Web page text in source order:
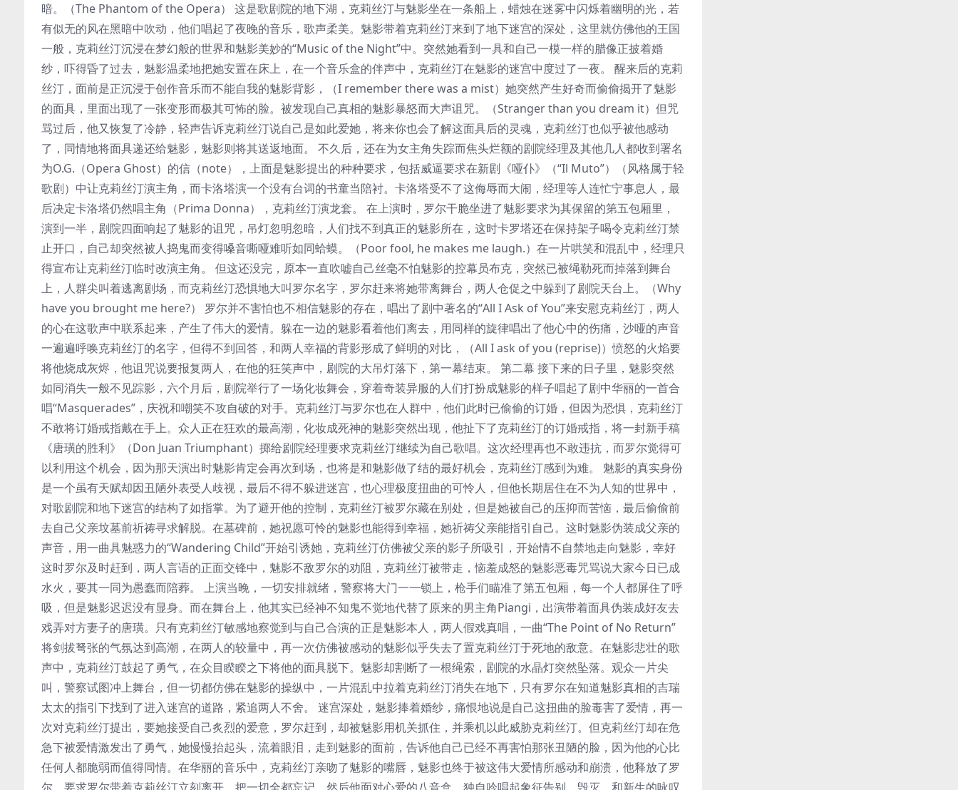
暗。（The Phantom of the Opera） 这是歌剧院的地下湖，克莉丝汀与魅影坐在一条船上，蜡烛在迷雾中闪烁着幽明的光，若
有似无的风在黑暗中吹动，他们唱起了夜晚的音乐，歌声柔美。魅影带着克莉丝汀来到了地下迷宫的深处，这里就仿佛他的王国
一般，克莉丝汀沉浸在梦幻般的世界和魅影美妙的“Music of the Night”中。突然她看到一具和自己一模一样的腊像正披着婚
纱，吓得昏了过去，魅影温柔地把她安置在床上，在一个音乐盒的伴声中，克莉丝汀在魅影的迷宫中度过了一夜。 醒来后的克莉
丝汀，面前是正沉浸于创作音乐而不能自我的魅影背影，（I remember there was a mist）她突然产生好奇而偷偷揭开了魅影
的面具，里面出现了一张变形而极其可怖的脸。被发现自己真相的魅影暴怒而大声诅咒。（Stranger than you dream it）但咒
骂过后，他又恢复了冷静，轻声告诉克莉丝汀说自己是如此爱她，将来你也会了解这面具后的灵魂，克莉丝汀也似乎被他感动
了，同情地将面具递还给魅影，魅影则将其送返地面。 不久后，还在为女主角失踪而焦头烂额的剧院经理及其他几人都收到署名
为O.G.（Opera Ghost）的信（note），上面是魅影提出的种种要求，包括威逼要求在新剧《哑仆》（“Il Muto”）（风格属于轻
歌剧）中让克莉丝汀演主角，而卡洛塔演一个没有台词的书童当陪衬。卡洛塔受不了这侮辱而大闹，经理等人连忙宁事息人，最
后决定卡洛塔仍然唱主角（Prima Donna），克莉丝汀演龙套。 在上演时，罗尔干脆坐进了魅影要求为其保留的第五包厢里，
演到一半，剧院四面响起了魅影的诅咒，吊灯忽明忽暗，人们找不到真正的魅影所在，这时卡罗塔还在保持架子喝令克莉丝汀禁
止开口，自己却突然被人捣鬼而变得嗓音嘶哑难听如同蛤蟆。（Poor fool, he makes me laugh.）在一片哄笑和混乱中，经理只
得宣布让克莉丝汀临时改演主角。 但这还没完，原本一直吹嘘自己丝毫不怕魅影的控幕员布克，突然已被绳勒死而掉落到舞台
上，人群尖叫着逃离剧场，而克莉丝汀恐惧地大叫罗尔名字，罗尔赶来将她带离舞台，两人仓促之中躲到了剧院天台上。（Why
have you brought me here?） 罗尔并不害怕也不相信魅影的存在，唱出了剧中著名的“All I Ask of You”来安慰克莉丝汀，两人
的心在这歌声中联系起来，产生了伟大的爱情。躲在一边的魅影看着他们离去，用同样的旋律唱出了他心中的伤痛，沙哑的声音
一遍遍呼唤克莉丝汀的名字，但得不到回答，和两人幸福的背影形成了鲜明的对比，（All I ask of you (reprise)）愤怒的火焰要
将他烧成灰烬，他诅咒说要报复两人，在他的狂笑声中，剧院的大吊灯落下，第一幕结束。 第二幕 接下来的日子里，魅影突然
如同消失一般不见踪影，六个月后，剧院举行了一场化妆舞会，穿着奇装异服的人们打扮成魅影的样子唱起了剧中华丽的一首合
唱“Masquerades”，庆祝和嘲笑不攻自破的对手。克莉丝汀与罗尔也在人群中，他们此时已偷偷的订婚，但因为恐惧，克莉丝汀
不敢将订婚戒指戴在手上。众人正在狂欢的最高潮，化妆成死神的魅影突然出现，他扯下了克莉丝汀的订婚戒指，将一封新手稿
《唐璜的胜利》（Don Juan Triumphant）掷给剧院经理要求克莉丝汀继续为自己歌唱。这次经理再也不敢违抗，而罗尔觉得可
以利用这个机会，因为那天演出时魅影肯定会再次到场，也将是和魅影做了结的最好机会，克莉丝汀感到为难。 魅影的真实身份
是一个虽有天赋却因丑陋外表受人歧视，最后不得不躲进迷宫，也心理极度扭曲的可怜人，但他长期居住在不为人知的世界中，
对歌剧院和地下迷宫的结构了如指掌。为了避开他的控制，克莉丝汀被罗尔藏在别处，但是她被自己的压抑而苦恼，最后偷偷前
去自己父亲坟墓前祈祷寻求解脱。在墓碑前，她祝愿可怜的魅影也能得到幸福，她祈祷父亲能指引自己。这时魅影伪装成父亲的
声音，用一曲具魅惑力的“Wandering Child”开始引诱她，克莉丝汀仿佛被父亲的影子所吸引，开始情不自禁地走向魅影，幸好
这时罗尔及时赶到，两人言语的正面交锋中，魅影不敌罗尔的劝阻，克莉丝汀被带走，恼羞成怒的魅影恶毒咒骂说大家今日已成
水火，要其一同为愚蠢而陪葬。 上演当晚，一切安排就绪，警察将大门一一锁上，枪手们瞄准了第五包厢，每一个人都屏住了呼
吸，但是魅影迟迟没有显身。而在舞台上，他其实已经神不知鬼不觉地代替了原来的男主角Piangi，出演带着面具伪装成好友去
戏弄对方妻子的唐璜。只有克莉丝汀敏感地察觉到与自己合演的正是魅影本人，两人假戏真唱，一曲“The Point of No Return”
将剑拔弩张的气氛达到高潮，在两人的较量中，再一次仿佛被感动的魅影似乎失去了置克莉丝汀于死地的敌意。在魅影悲壮的歌
声中，克莉丝汀鼓起了勇气，在众目睽睽之下将他的面具脱下。魅影却割断了一根绳索，剧院的水晶灯突然坠落。观众一片尖
叫，警察试图冲上舞台，但一切都仿佛在魅影的操纵中，一片混乱中拉着克莉丝汀消失在地下，只有罗尔在知道魅影真相的吉瑞
太太的指引下找到了进入迷宫的道路，紧追两人不舍。 迷宫深处，魅影捧着婚纱，痛恨地说是自己这扭曲的脸毒害了爱情，再一
次对克莉丝汀提出，要她接受自己炙烈的爱意，罗尔赶到，却被魅影用机关抓住，并乘机以此威胁克莉丝汀。但克莉丝汀却在危
急下被爱情激发出了勇气，她慢慢抬起头，流着眼泪，走到魅影的面前，告诉他自己已经不再害怕那张丑陋的脸，因为他的心比
任何人都脆弱而值得同情。在华丽的音乐中，克莉丝汀亲吻了魅影的嘴唇，魅影也终于被这伟大爱情所感动和崩溃，他释放了罗